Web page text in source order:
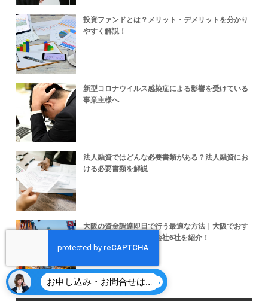
投資ファンドとは？メリット・デメリットを分かり
やすく解説！
新型コロナウイルス感染症による影響を受けている
事業主様へ
法人融資ではどんな必要書類がある？法人融資にお
ける必要書類を解説
大阪の資金調達即日で行う最適な方法｜大阪でおす
すめのファクタリング会社6社を紹介！
お申し込み・お問合せはこちら